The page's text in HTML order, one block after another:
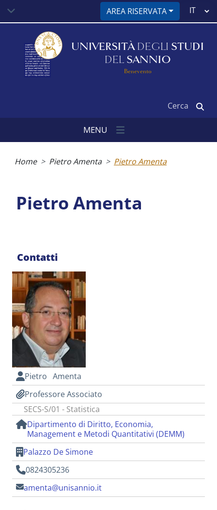
contenuto
AREA RISERVATA
Select
UNIVERSITÀ DEGLI STUDI
DEL SANNIO
Benevento
MENU
Home Pietro Amenta Pietro Amenta
Pietro Amenta
Contatti
Pietro Amenta
Professore Associato
SECS-S/01 - Statistica
Dipartimento di Diritto, Economia,
Management e Metodi Quantitativi (DEMM)
Palazzo De Simone
0824305236
amenta@unisannio.it